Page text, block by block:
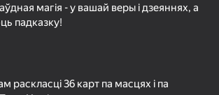
Кликер
Плинко Кликер
магія - у вашай веры і дзеяннях, а
падказку!
раскласці 36 карт па масцях і па